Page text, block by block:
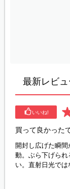
最新レビュ
いいね!
買って良かった
開封し広げた瞬
動。ぶら下げら
い。直射日光で
ある通りなので